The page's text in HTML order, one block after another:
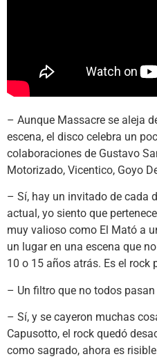
– Aunque Massacre se aleja
escena, el disco celebra un
colaboraciones de Gustavo
Motorizado, Vicentico, Goyo
– Sí, hay un invitado de cada
actual, yo siento que
muy valioso como El Mató a
un lugar en una escena que
10 o 15 años atrás. Es el
– Un filtro que no todos pasan
– Sí, y se cayeron muchas
Capusotto, el rock quedó
como sagrado, ahora es